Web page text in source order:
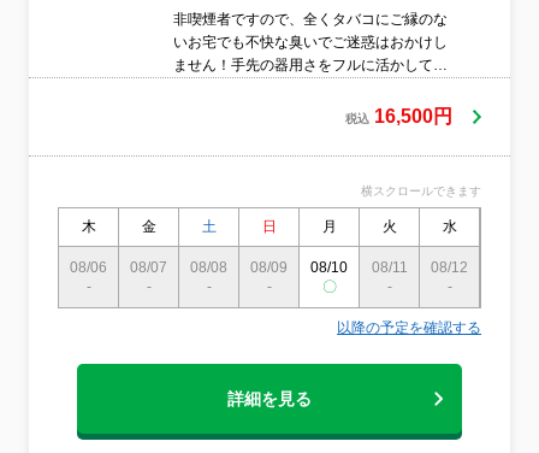
非喫煙者ですので、全くタバコにご縁のな
いお宅でも不快な臭いでご迷惑はおかけし
ません！手先の器用さをフルに活かして、
税込 16,500円
横スクロールできます
木 金 土 日 月 火 水
08/06
-
08/07
-
08/08
-
08/09
-
08/10
〇
08/11
-
08/12
-
以降の予定を確認する
詳細を見る